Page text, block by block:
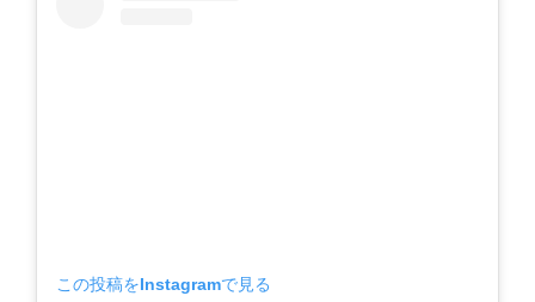
この投稿をInstagramで見る